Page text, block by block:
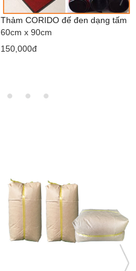
Thảm Chân 3D
Đủ Hình
40cm x 60cm